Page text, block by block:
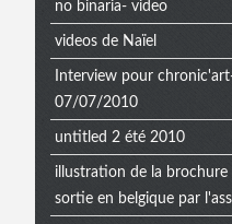
no binaria- video
videos de Naïel
Interview pour
07/07/2010
untitled 2 été 2010
illustration de la
sortie en belgique par